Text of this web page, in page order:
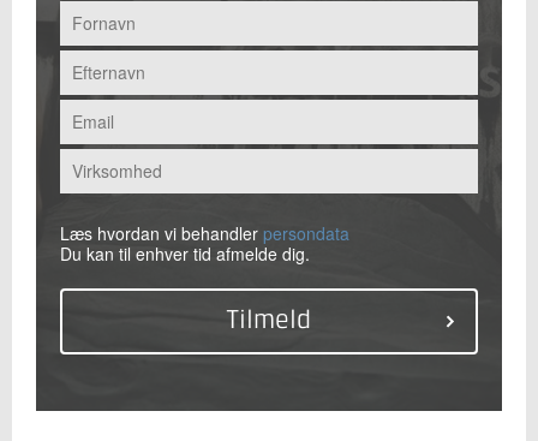
Læs hvordan vi behandler persondata
Du kan til enhver tid afmelde dig.